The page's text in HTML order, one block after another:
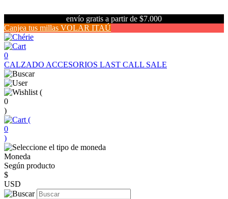
envío gratis a partir de $7.000
Canjea tus millas VOLAR ITAÚ
0
CALZADO ACCESORIOS LAST CALL SALE
(
0
)
(
0
)
Moneda
Según producto
$
USD